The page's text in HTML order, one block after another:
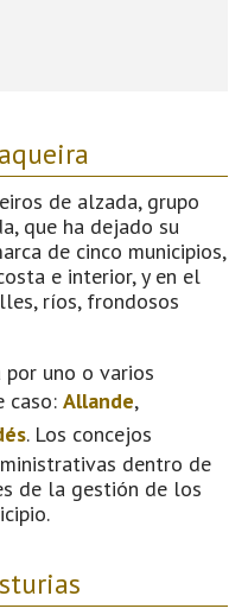
de alzada, grupo
que ha dejado su
de cinco municipios,
e interior, y en el
ríos, frondosos
uno o varios
caso: Allande,
. Los concejos
dentro de
de la gestión de los